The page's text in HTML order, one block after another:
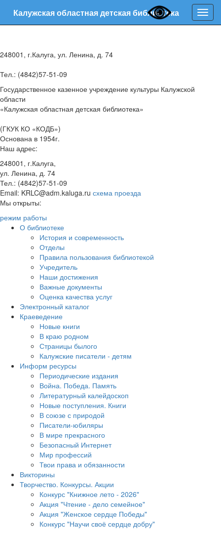
Калужская областная детская библиотека
248001, г.Калуга, ул. Ленина, д. 74
Тел.: (4842)57-51-09
Государственное казенное учреждение культуры Калужской
области
«Калужская областная детская библиотека»
(ГКУК КО «КОДБ»)
Основана в 1954г.
Наш адрес:
248001, г.Калуга,
ул. Ленина, д. 74
Тел.: (4842)57-51-09
Email: KRLC@adm.kaluga.ru схема проезда
Мы открыты:
режим работы
О библиотеке
История и современность
Отделы
Правила пользования библиотекой
Учредитель
Наши достижения
Важные документы
Оценка качества услуг
Электронный каталог
Краеведение
Новые книги
В краю родном
Страницы былого
Калужские писатели - детям
Информ ресурсы
Периодические издания
Война. Победа. Память
Литературный калейдоскоп
Новые поступления. Книги
В союзе с природой
Писатели-юбиляры
В мире прекрасного
Безопасный Интернет
Мир профессий
Твои права и обязанности
Викторины
Творчество. Конкурсы. Акции
Конкурс "Книжное лето - 2026"
Акция "Чтение - дело семейное"
Акция "Женское сердце Победы"
Конкурс "Научи своё сердце добру"